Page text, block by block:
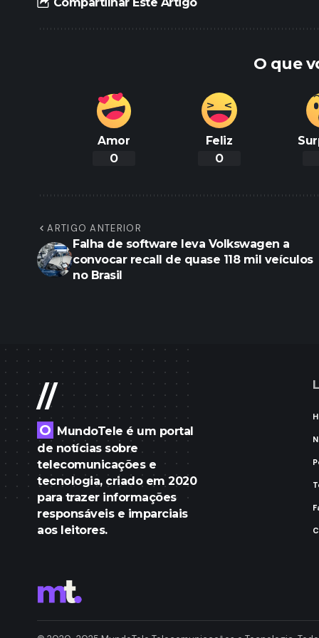
O que
Amor
0
Feliz
0
ARTIGO ANTERIOR
Falha de software leva Volkswagen a
convocar recall de quase 118 mil veículos
no Brasil
//
O MundoTele é um portal
de notícias sobre
telecomunicações e
tecnologia, criado em 2020
para trazer informações
responsáveis e imparciais
aos leitores.